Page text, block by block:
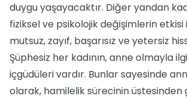
duygu yaşayacaktır. Diğer yandan
fiziksel ve psikolojik değişimlerin etkisi
mutsuz, zayıf, başarısız ve yetersiz
Şüphesiz her kadının, anne olmayla
içgüdüleri vardır. Bunlar sayesinde
olarak, hamilelik sürecinin üstesinden